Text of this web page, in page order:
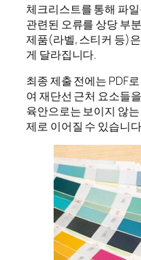
체크리스트를 통해 파
관련된 오류를 상당 부
제품(라벨, 스티커 등)
게 달라집니다.
최종 제출 전에는 PDF
여 재단선 근처 요소들
육안으로는 보이지 않
제로 이어질 수 있습니